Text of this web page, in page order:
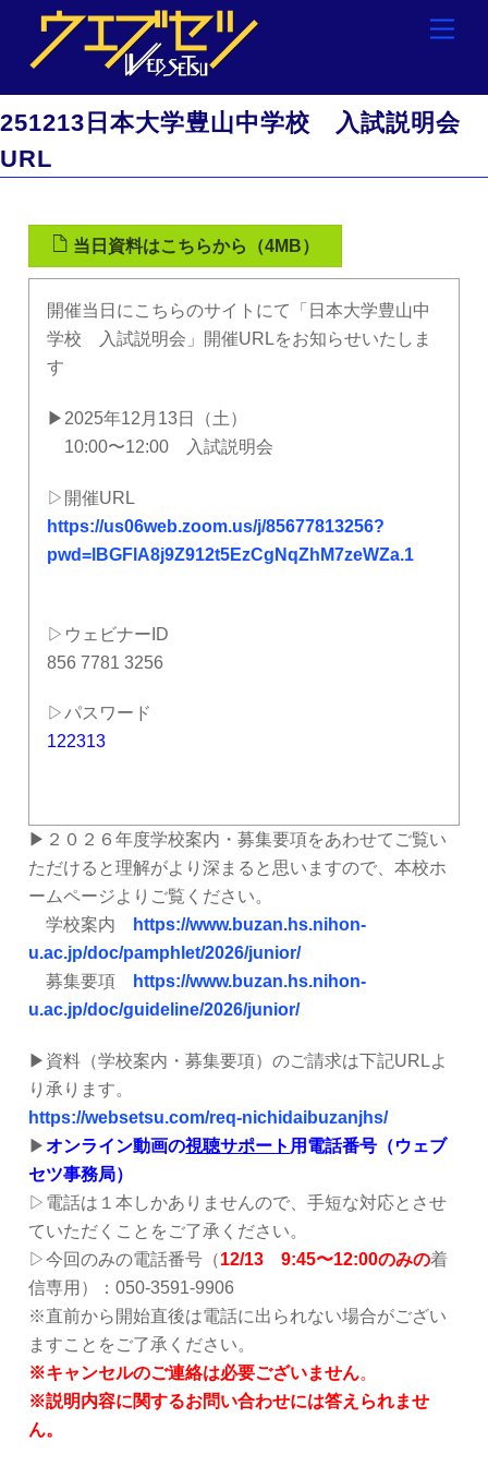
content
251213日本大学豊山中学校 入試説明会
URL
当日資料はこちらから（4MB）
開催当日にこちらのサイトにて「日本大学豊山中
学校 入試説明会」開催URLをお知らせいたしま
す
▶2025年12月13日（土）
10:00〜12:00 入試説明会
▷開催URL
https://us06web.zoom.us/j/85677813256?
pwd=lBGFlA8j9Z912t5EzCgNqZhM7zeWZa.1
▷ウェビナーID
856 7781 3256
▷パスワード
122313
▶２０２６年度学校案内・募集要項をあわせてご覧い
ただけると理解がより深まると思いますので、本校ホ
ームページよりご覧ください。
学校案内
https://www.buzan.hs.nihon-
u.ac.jp/doc/pamphlet/2026/junior/
募集要項
https://www.buzan.hs.nihon-
u.ac.jp/doc/guideline/2026/junior/
▶資料（学校案内・募集要項）のご請求は下記URLよ
り承ります。
https://websetsu.com/req-nichidaibuzanjhs/
▶オンライン動画の視聴サポート 用電話番号（ウェブ
セツ事務局）
▷電話は１本しかありませんので、手短な対応とさせ
ていただくことをご了承ください。
▷今回のみの電話番号（12/13 9:45〜12:00のみの着
信専用）：050-3591-9906
※直前から開始直後は電話に出られない場合がござい
ますことをご了承ください。
※キャンセルのご連絡は必要ございません。
※説明内容に関するお問い合わせには答えられませ
ん。